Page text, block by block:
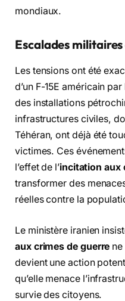
mondiaux.
Escalades
Les tensions ont été
d’un F-15E américain
des installations
infrastructures civiles,
Téhéran, ont déjà été
victimes. Ces
l’effet de l’incitation aux
transformer des
réelles contre la
Le ministère iranien
aux crimes de guerre
devient une action
qu’elle menace
survie des citoyens.